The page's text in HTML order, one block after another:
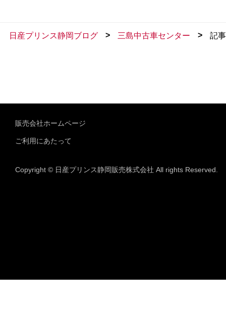
日産プリンス静岡ブログ > 三島中古車センター > 記
販売会社ホームページ
ご利用にあたって
Copyright © 日産プリンス静岡販売株式会社 All rights Reserved.